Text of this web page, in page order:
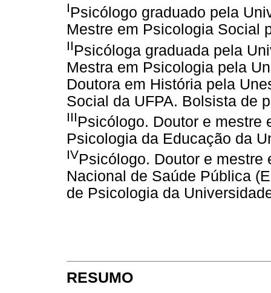
IPsicólogo graduado pela
Mestre em Psicologia Social
IIPsicóloga graduada pela
Mestra em Psicologia pela
Doutora em História pela
Social da UFPA. Bolsista de
IIIPsicólogo. Doutor e mestre
Psicologia da Educação da
IVPsicólogo. Doutor e
Nacional de Saúde Pública
de Psicologia da
RESUMO